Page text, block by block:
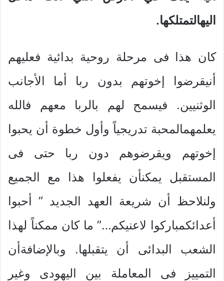
اليهالتمتلكها.
كان هذا فى مرحلة روحية بدائية فعليهم
أنيقرضوا إخوتهم بدون ربا أما الأجانب
الوثنيين. فيسمح لهم بالربا معهم فالله
يعلمهمالمحبة تدريجياً وأول خطوة أن يحبوا
إخوتهم ويقرضوهم دون ربا حتى فى
المستقبل يمكنأن يفعلوا هذا مع الجميع
ولنلاحظ أن شريعة العهد الجديد ” أحبوا
أعدائكمباركوا لاعنيكم…” ما كان ممكناً لهذا
الشعب البدائى أن يتقبلها. وبالإضافةأن
التمييز فى المعاملة بين اليهودى وغير